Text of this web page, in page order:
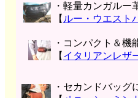
・軽量カンガルー
【 ルー・ウエスト
・コンパクト＆機
【 イタリアンレザ
・セカンドバッグ